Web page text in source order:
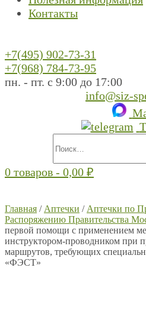
Контакты
+7(495) 902-73-31
+7(968) 784-73-95
пн. - пт. с 9:00 до 17:00
info@siz-
0 товаров - 0,00 ₽
Главная / Аптечки / Аптечки по
Распоряжению Правительства
первой помощи с применением
инструктором-проводником при
маршрутов, требующих
«ФЭСТ»